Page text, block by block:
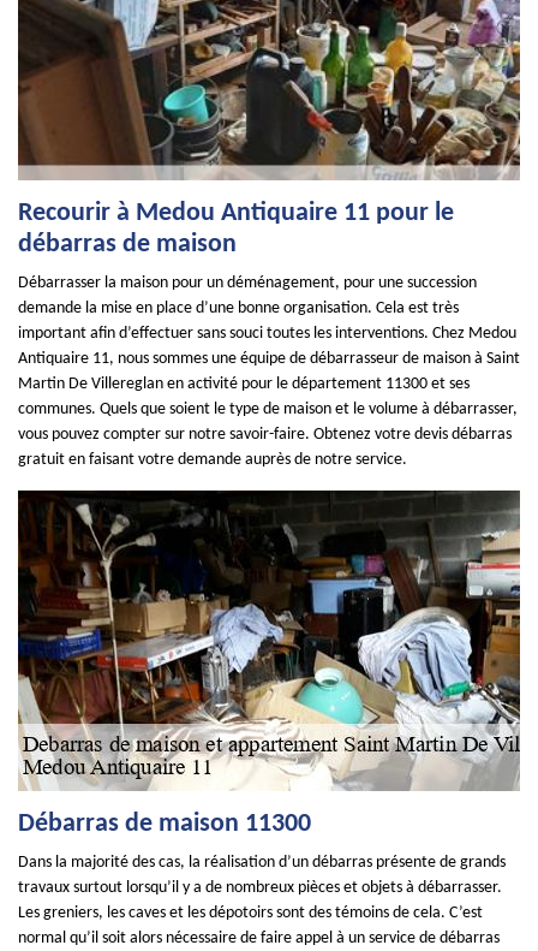
Recourir à Medou Antiquaire 11 pour le
débarras de maison
Débarrasser la maison pour un déménagement, pour une succession
demande la mise en place d’une bonne organisation. Cela est très
important afin d’effectuer sans souci toutes les interventions. Chez Medou
Antiquaire 11, nous sommes une équipe de débarrasseur de maison à Saint
Martin De Villereglan en activité pour le département 11300 et ses
communes. Quels que soient le type de maison et le volume à débarrasser,
vous pouvez compter sur notre savoir-faire. Obtenez votre devis débarras
gratuit en faisant votre demande auprès de notre service.
Débarras de maison 11300
Dans la majorité des cas, la réalisation d’un débarras présente de grands
travaux surtout lorsqu’il y a de nombreux pièces et objets à débarrasser.
Les greniers, les caves et les dépotoirs sont des témoins de cela. C’est
normal qu’il soit alors nécessaire de faire appel à un service de débarras